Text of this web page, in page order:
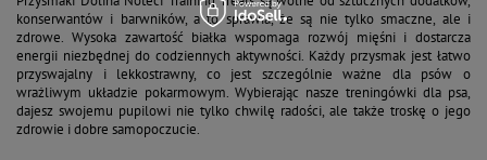
konserwantów i barwników, a to sprawia, że są nie tylko smaczne, ale i
zdrowe. Wysoka zawartość białka wspomaga rozwój mięśni i dostarcza
energii niezbędnej do codziennych aktywności. Każdy przysmak jest łatwo
przyswajalny i lekkostrawny, co jest szczególnie ważne dla psów o
wrażliwym układzie pokarmowym. Wybierając nasze treningówki dla psa,
dajesz swojemu pupilowi nie tylko chwilę radości, ale także troskę o jego
zdrowie i dobre samopoczucie.